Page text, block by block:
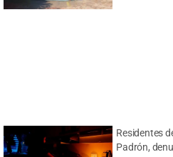
Residentes
Padrón,